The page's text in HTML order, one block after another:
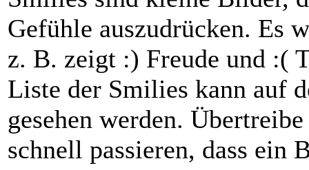
Gefühle auszudrücken. Es
z. B. zeigt :) Freude und :(
Liste der Smilies kann auf
gesehen werden.
schnell passieren, dass ein